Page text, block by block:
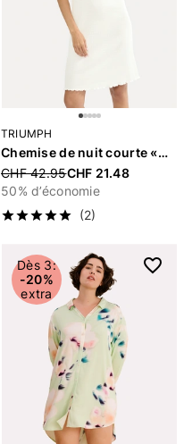
TRIUMPH
Chemise de nuit courte «Mix & Match Pointelle»
Price reduced from
CHF 42.95CHF 21.48
50% d’économie
(2)
Dès 3:
-20%
extra